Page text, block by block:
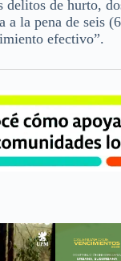
delitos de hurto,
a la pena de seis
efectivo”.